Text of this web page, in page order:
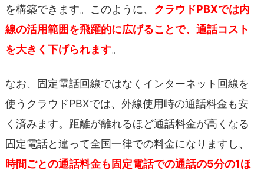
を構築できます。このように、 クラウドPBXでは内
線の活用範囲を飛躍的に広げることで、通話コスト
を大きく下げられます。
なお、固定電話回線ではなくインターネット回線を
使うクラウドPBXでは、外線使用時の通話料金も安
く済みます。距離が離れるほど通話料金が高くなる
固定電話と違って全国一律での料金になりますし、
時間ごとの通話料金も固定電話での通話の5分の1ほ